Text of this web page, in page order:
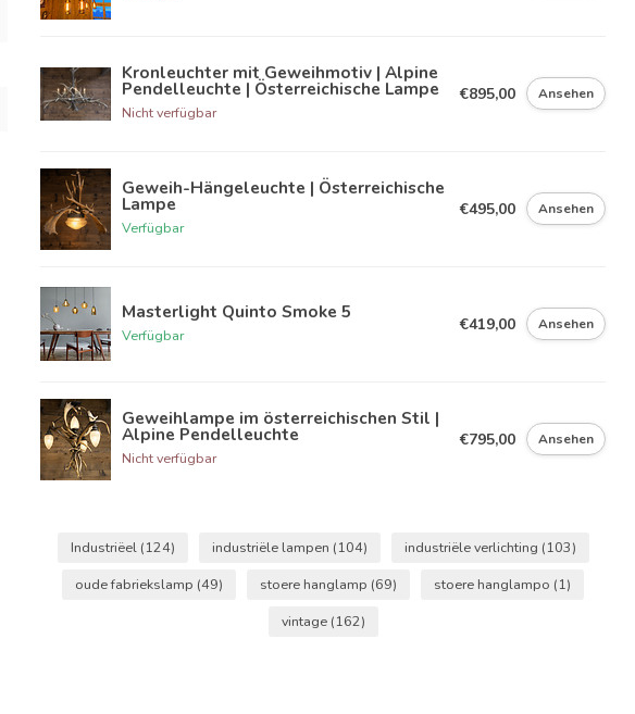
Kronleuchter mit Geweihmotiv | Alpine
Pendelleuchte | Österreichische Lampe
Nicht verfügbar
€895,00 Ansehen
Geweih-Hängeleuchte | Österreichische
Lampe
Verfügbar
€495,00 Ansehen
Masterlight Quinto Smoke 5
Verfügbar
€419,00 Ansehen
Geweihlampe im österreichischen Stil |
Alpine Pendelleuchte
Nicht verfügbar
€795,00 Ansehen
Industriëel (124) industriële lampen (104) industriële verlichting (103)
oude fabriekslamp (49) stoere hanglamp (69) stoere hanglampo (1)
vintage (162)